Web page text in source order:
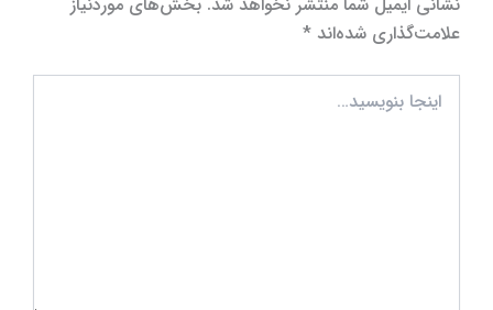
علامت‌گذاری شده‌اند *
اینجا
بنویسید…